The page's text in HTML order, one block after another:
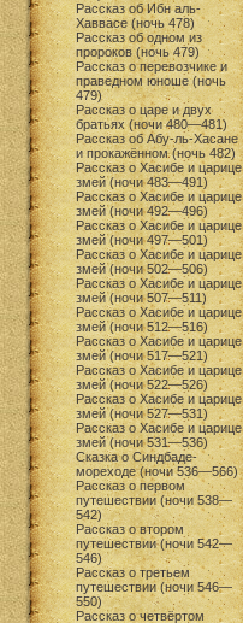
Рассказ об Ибн аль-
Хаввасе (ночь 478)
Рассказ об одном из
пророков (ночь 479)
Рассказ о перевозчике и
праведном юноше (ночь
479)
Рассказ о царе и двух
братьях (ночи 480—481)
Рассказ об Абу-ль-Хасане
и прокажённом (ночь 482)
Рассказ о Хасибе и царице
змей (ночи 483—491)
Рассказ о Хасибе и царице
змей (ночи 492—496)
Рассказ о Хасибе и царице
змей (ночи 497—501)
Рассказ о Хасибе и царице
змей (ночи 502—506)
Рассказ о Хасибе и царице
змей (ночи 507—511)
Рассказ о Хасибе и царице
змей (ночи 512—516)
Рассказ о Хасибе и царице
змей (ночи 517—521)
Рассказ о Хасибе и царице
змей (ночи 522—526)
Рассказ о Хасибе и царице
змей (ночи 527—531)
Рассказ о Хасибе и царице
змей (ночи 531—536)
Сказка о Синдбаде-
мореходе (ночи 536—566)
Рассказ о первом
путешествии (ночи 538—
542)
Рассказ о втором
путешествии (ночи 542—
546)
Рассказ о третьем
путешествии (ночи 546—
550)
Рассказ о четвёртом